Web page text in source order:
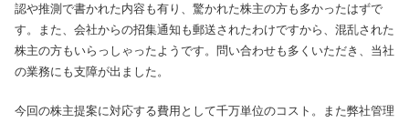
認や推測で書かれた内容も有り、驚かれた株主の方も多かったはずで
す。また、会社からの招集通知も郵送されたわけですから、混乱された
株主の方もいらっしゃったようです。問い合わせも多くいただき、当社
の業務にも支障が出ました。
今回の株主提案に対応する費用として千万単位のコスト。また弊社管理